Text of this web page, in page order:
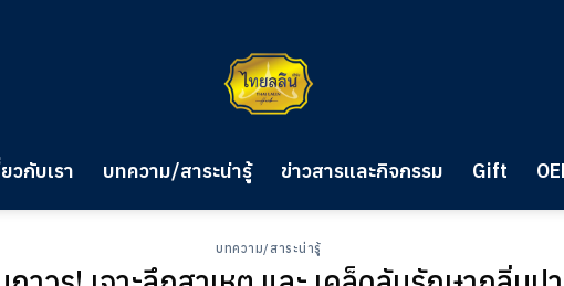
วกับเรา บทความ/สาระน่ารู้ ข่าวสารและกิจกรรม Gift
บทความ/สาระน่ารู้